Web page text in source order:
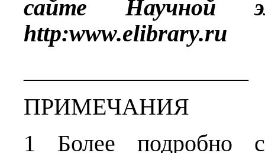
сайте Научной
http:www.elibrary.ru
ПРИМЕЧАНИЯ
1 Более